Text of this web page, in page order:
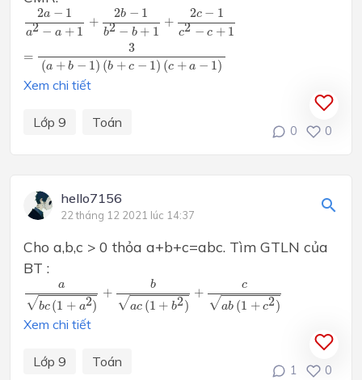
2a − 1
a2 − a + 1
+
2b − 1
b2 − b + 1
+
2c − 1
c2 − c + 1
=
3
(a + b − 1) (b + c − 1) (c + a − 1)
2a−1a 2 2b b +2 −1
Xem chi tiết
Lớp 9 Toán
0 0
hello7156
22 tháng 12 2021 lúc 14:37
Cho a,b,c > 0 thỏa a+b+c=abc. Tìm GTLN của
BT :
a
√bc (1 + a2)
+
b
√ac (1 + b2)
+
c
√ab (1 + c2)
abc (1 + )+
Xem chi tiết
Lớp 9 Toán
1 0